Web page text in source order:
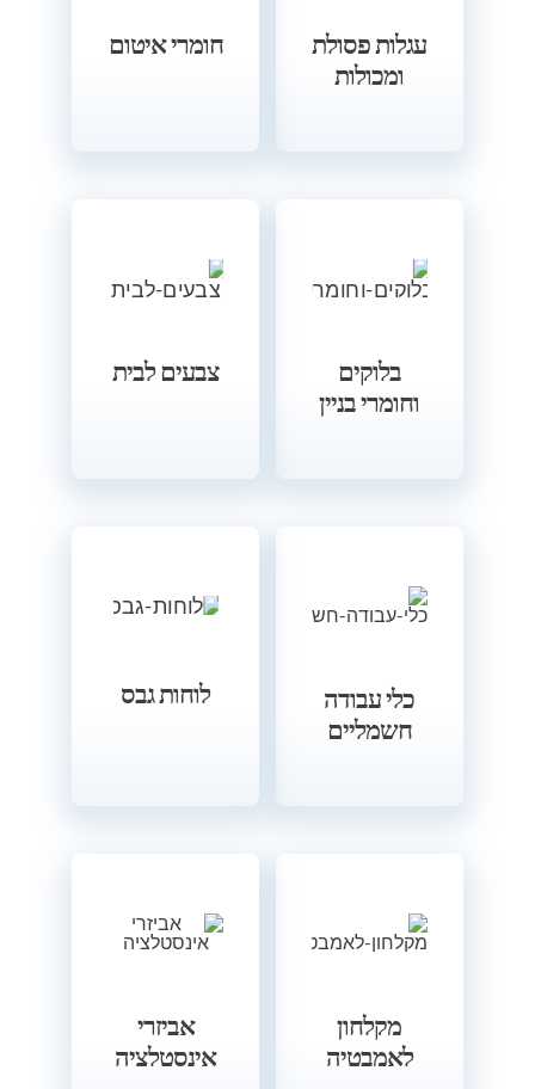
עגלות פסולת
ומכולות
חומרי איטום
בלוקים
וחומרי בניין
צבעים לבית
כלי עבודה
חשמליים
לוחות גבס
מקלחון
לאמבטיה
אביזרי
אינסטלציה